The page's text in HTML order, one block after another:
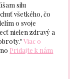
silu
všetkého, čo
o svoje
nielen zdravý a
Viac o
Pridajte k nám